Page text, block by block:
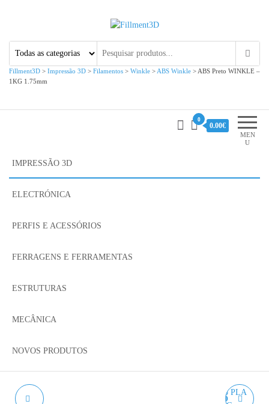
Fillment3D
Fillment3D > Impressão 3D > Filamentos > Winkle > ABS Winkle > ABS Preto WINKLE –
1KG 1.75mm
MEN
U
0
0.00€
IMPRESSÃO 3D
ELECTRÓNICA
PERFIS E ACESSÓRIOS
FERRAGENS E FERRAMENTAS
ESTRUTURAS
MECÂNICA
NOVOS PRODUTOS
PLA MADEIRA PINHO